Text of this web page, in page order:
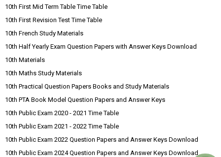
10th First Mid Term Table Time Table
10th First Revision Test Time Table
10th French Study Materials
10th Half Yearly Exam Question Papers with Answer Keys Download
10th Materials
10th Maths Study Materials
10th Practical Question Papers Books and Study Materials
10th PTA Book Model Question Papers and Answer Keys
10th Public Exam 2020 - 2021 Time Table
10th Public Exam 2021 - 2022 Time Table
10th Public Exam 2022 Question Papers and Answer Keys Download
10th Public Exam 2024 Question Papers and Answer Keys Download